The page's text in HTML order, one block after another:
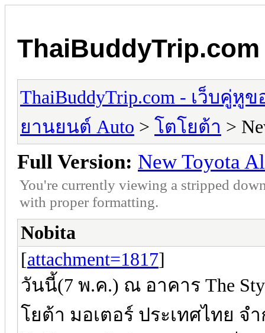
ThaiBuddyTrip.com - เว็บคู่หู
ยานยนต์ Auto > โตโยต้า >
Full Version: New Toyota
You're currently viewing a stripped
with proper formatting.
Nobita
[attachment=1817]
วันนี้(7 พ.ค.) ณ อาคาร The
โยต้า มอเตอร์ ประเทศไทย จ